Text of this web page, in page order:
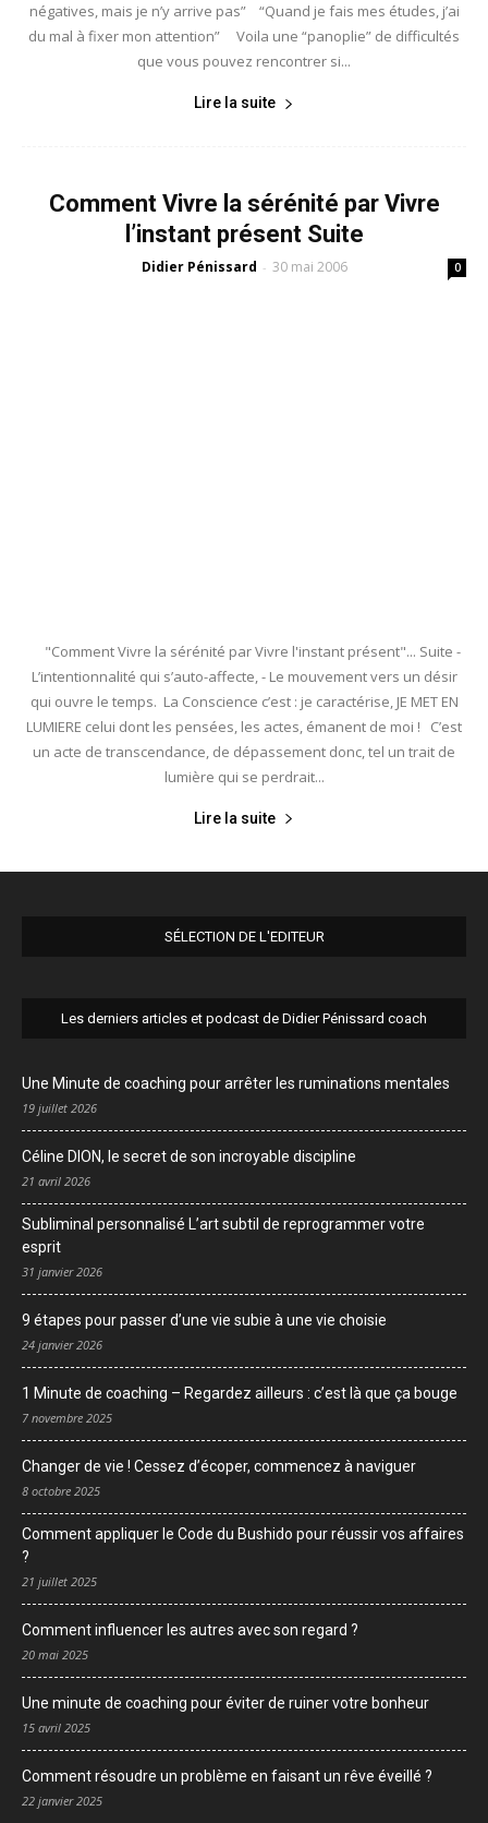
négatives, mais je n’y arrive pas” “Quand je fais mes études, j’ai
du mal à fixer mon attention” Voila une “panoplie” de difficultés
que vous pouvez rencontrer si...
Lire la suite
Comment Vivre la sérénité par Vivre
l’instant présent Suite
Didier Pénissard - 30 mai 2006 0
"Comment Vivre la sérénité par Vivre l'instant présent"... Suite -
L’intentionnalité qui s’auto-affecte, - Le mouvement vers un désir
qui ouvre le temps. La Conscience c’est : je caractérise, JE MET EN
LUMIERE celui dont les pensées, les actes, émanent de moi ! C’est
un acte de transcendance, de dépassement donc, tel un trait de
lumière qui se perdrait...
Lire la suite
SÉLECTION DE L'EDITEUR
Les derniers articles et podcast de Didier Pénissard coach
Une Minute de coaching pour arrêter les ruminations mentales
19 juillet 2026
Céline DION, le secret de son incroyable discipline
21 avril 2026
Subliminal personnalisé L’art subtil de reprogrammer votre
esprit
31 janvier 2026
9 étapes pour passer d’une vie subie à une vie choisie
24 janvier 2026
1 Minute de coaching – Regardez ailleurs : c’est là que ça bouge
7 novembre 2025
Changer de vie ! Cessez d’écoper, commencez à naviguer
8 octobre 2025
Comment appliquer le Code du Bushido pour réussir vos affaires
?
21 juillet 2025
Comment influencer les autres avec son regard ?
20 mai 2025
Une minute de coaching pour éviter de ruiner votre bonheur
15 avril 2025
Comment résoudre un problème en faisant un rêve éveillé ?
22 janvier 2025